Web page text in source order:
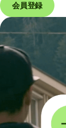
会員登録